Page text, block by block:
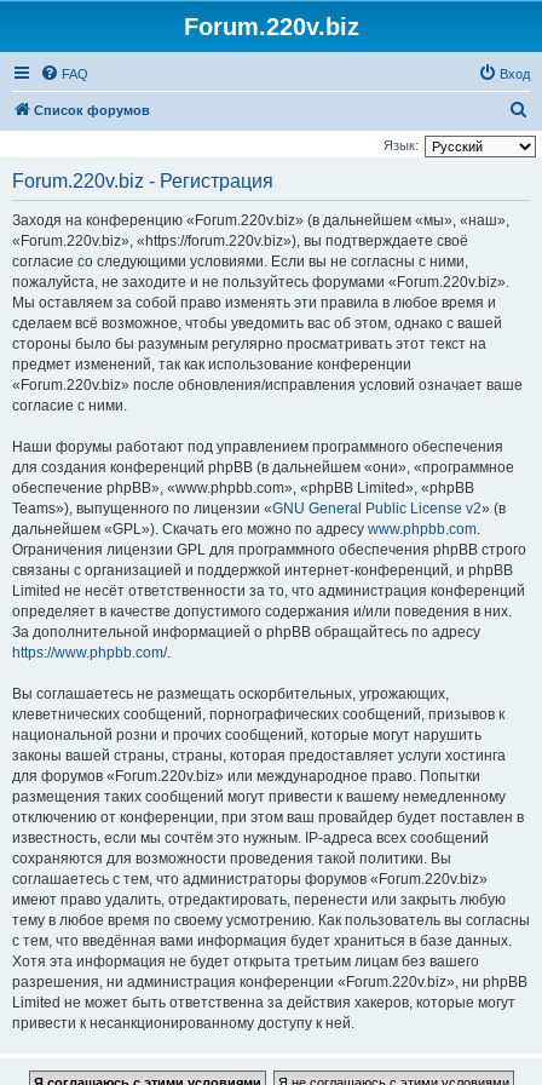
Forum.220v.biz
FAQ Вход
Список форумов
о
Язык:
Forum.220v.biz - Регистрация
Заходя на конференцию «Forum.220v.biz» (в дальнейшем «мы», «наш»,
«Forum.220v.biz», «https://forum.220v.biz»), вы подтверждаете своё
согласие со следующими условиями. Если вы не согласны с ними,
пожалуйста, не заходите и не пользуйтесь форумами «Forum.220v.biz».
Мы оставляем за собой право изменять эти правила в любое время и
сделаем всё возможное, чтобы уведомить вас об этом, однако с вашей
стороны было бы разумным регулярно просматривать этот текст на
предмет изменений, так как использование конференции
«Forum.220v.biz» после обновления/исправления условий означает ваше
согласие с ними.
Наши форумы работают под управлением программного обеспечения
для создания конференций phpBB (в дальнейшем «они», «программное
обеспечение phpBB», «www.phpbb.com», «phpBB Limited», «phpBB
Teams»), выпущенного по лицензии «GNU General Public License v2» (в
дальнейшем «GPL»). Скачать его можно по адресу www.phpbb.com.
Ограничения лицензии GPL для программного обеспечения phpBB строго
связаны с организацией и поддержкой интернет-конференций, и phpBB
Limited не несёт ответственности за то, что администрация конференций
определяет в качестве допустимого содержания и/или поведения в них.
За дополнительной информацией о phpBB обращайтесь по адресу
https://www.phpbb.com/.
Вы соглашаетесь не размещать оскорбительных, угрожающих,
клеветнических сообщений, порнографических сообщений, призывов к
национальной розни и прочих сообщений, которые могут нарушить
законы вашей страны, страны, которая предоставляет услуги хостинга
для форумов «Forum.220v.biz» или международное право. Попытки
размещения таких сообщений могут привести к вашему немедленному
отключению от конференции, при этом ваш провайдер будет поставлен в
известность, если мы сочтём это нужным. IP-адреса всех сообщений
сохраняются для возможности проведения такой политики. Вы
соглашаетесь с тем, что администраторы форумов «Forum.220v.biz»
имеют право удалить, отредактировать, перенести или закрыть любую
тему в любое время по своему усмотрению. Как пользователь вы согласны
с тем, что введённая вами информация будет храниться в базе данных.
Хотя эта информация не будет открыта третьим лицам без вашего
разрешения, ни администрация конференции «Forum.220v.biz», ни phpBB
Limited не может быть ответственна за действия хакеров, которые могут
привести к несанкционированному доступу к ней.